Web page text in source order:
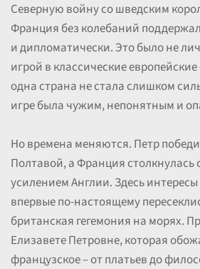
Северную войну со шведским
Франция без колебаний
и дипломатически. Это было не
игрой в классические
одна страна не стала слишком
игре была чужим, непонятным и
Но времена меняются. Петр
Полтавой, а Франция столкнулась
усилением Англии. Здесь
впервые по-настоящему
британская гегемония на морях.
Елизавете Петровне, которая
французское – от платьев до